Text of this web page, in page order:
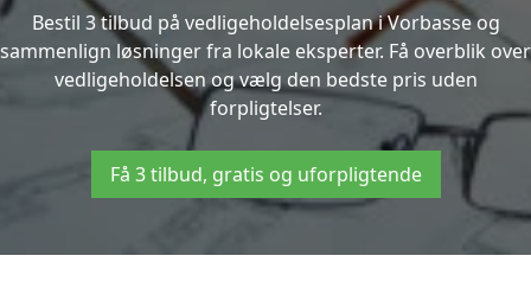
Bestil 3 tilbud på vedligeholdelsesplan i Vorbasse og
sammenlign løsninger fra lokale eksperter. Få overblik over
vedligeholdelsen og vælg den bedste pris uden
forpligtelser.
Få 3 tilbud, gratis og uforpligtende